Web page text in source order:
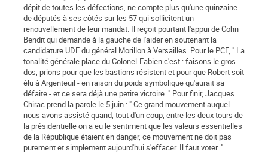
dépit de toutes les défections, ne compte plus qu'une quinzaine
de députés à ses côtés sur les 57 qui sollicitent un
renouvellement de leur mandat. Il reçoit pourtant l'appui de Cohn
Bendit qui demande à la gauche de l'aider en soutenant la
candidature UDF du général Morillon à Versailles. Pour le PCF, " La
tonalité générale place du Colonel-Fabien c'est : faisons le gros
dos, prions pour que les bastions résistent et pour que Robert soit
élu à Argenteuil - en raison du poids symbolique qu'aurait sa
défaite - et ce sera déjà une petite victoire. " Pour finir, Jacques
Chirac prend la parole le 5 juin : " Ce grand mouvement auquel
nous avons assisté quand, tout d'un coup, entre les deux tours de
la présidentielle on a eu le sentiment que les valeurs essentielles
de la République étaient en danger, ce mouvement ne doit pas
purement et simplement aujourd'hui s'effacer. Il faut voter. "